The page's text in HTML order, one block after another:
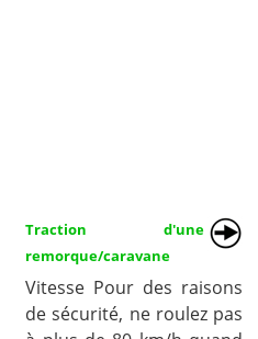
Traction d'une
remorque/caravane
Vitesse Pour des raisons
de sécurité, ne roulez pas